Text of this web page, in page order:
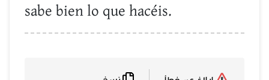
sabe bien lo que hacéis.